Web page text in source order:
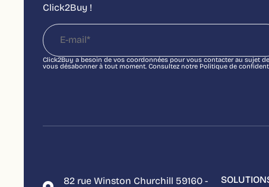
Click2Buy !
Click2Buy a besoin de vos coordonnées pour vous contacter au sujet
vous désabonner à tout moment. Consultez notre Politique de
82 rue Winston Churchill 59160 -